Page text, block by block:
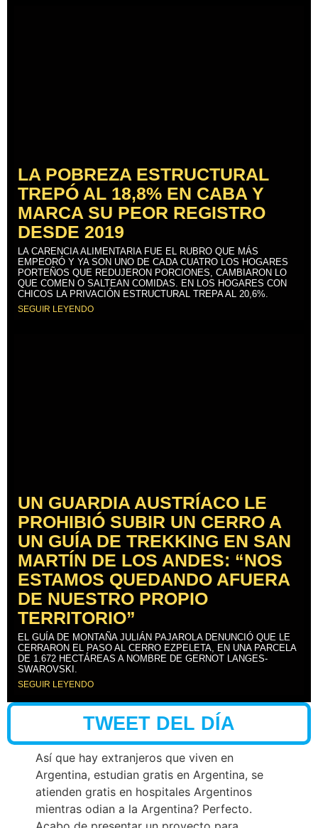
LA POBREZA ESTRUCTURAL
TREPÓ AL 18,8% EN CABA Y
MARCA SU PEOR REGISTRO
DESDE 2019
LA CARENCIA ALIMENTARIA FUE EL RUBRO QUE MÁS
EMPEORÓ Y YA SON UNO DE CADA CUATRO LOS HOGARES
PORTEÑOS QUE REDUJERON PORCIONES, CAMBIARON LO
QUE COMEN O SALTEAN COMIDAS. EN LOS HOGARES CON
CHICOS LA PRIVACIÓN ESTRUCTURAL TREPA AL 20,6%.
SEGUIR LEYENDO
UN GUARDIA AUSTRÍACO LE
PROHIBIÓ SUBIR UN CERRO A
UN GUÍA DE TREKKING EN SAN
MARTÍN DE LOS ANDES: “NOS
ESTAMOS QUEDANDO AFUERA
DE NUESTRO PROPIO
TERRITORIO”
EL GUÍA DE MONTAÑA JULIÁN PAJAROLA DENUNCIÓ QUE LE
CERRARON EL PASO AL CERRO EZPELETA, EN UNA PARCELA
DE 1.672 HECTÁREAS A NOMBRE DE GERNOT LANGES-
SWAROVSKI.
SEGUIR LEYENDO
TWEET DEL DÍA
Así que hay extranjeros que viven en
Argentina, estudian gratis en Argentina, se
atienden gratis en hospitales Argentinos
mientras odian a la Argentina? Perfecto.